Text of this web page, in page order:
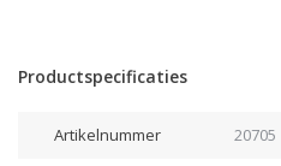
Productspecificaties
Artikelnummer 20705